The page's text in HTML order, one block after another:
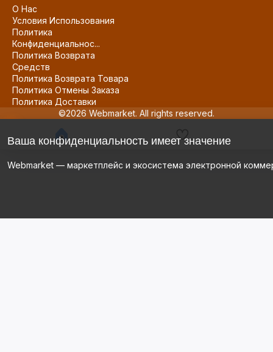
О Нас
Условия Использования
Политика
Конфиденциальнос...
Политика Возврата
Средств
Политика Возврата Товара
Политика Отмены Заказа
Политика Доставки
©2026 Webmarket. All rights reserved.
Ваша конфиденциальность имеет значение
Webmarket — маркетплейс и экосистема электронной